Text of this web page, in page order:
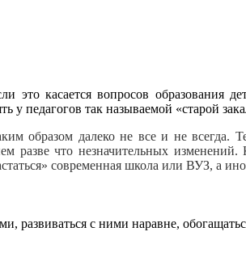
это касается вопросов образования
у педагогов так называемой «старой
образом далеко не все и не
разве что незначительных
современная школа или ВУЗ, а
развиваться с ними наравне,